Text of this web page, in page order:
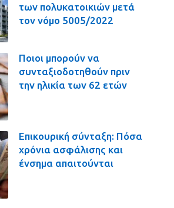
των πολυκατοικιών μετά
τον νόμο 5005/2022
Ποιοι μπορούν να
συνταξιοδοτηθούν πριν
την ηλικία των 62 ετών
Επικουρική σύνταξη: Πόσα
χρόνια ασφάλισης και
ένσημα απαιτούνται